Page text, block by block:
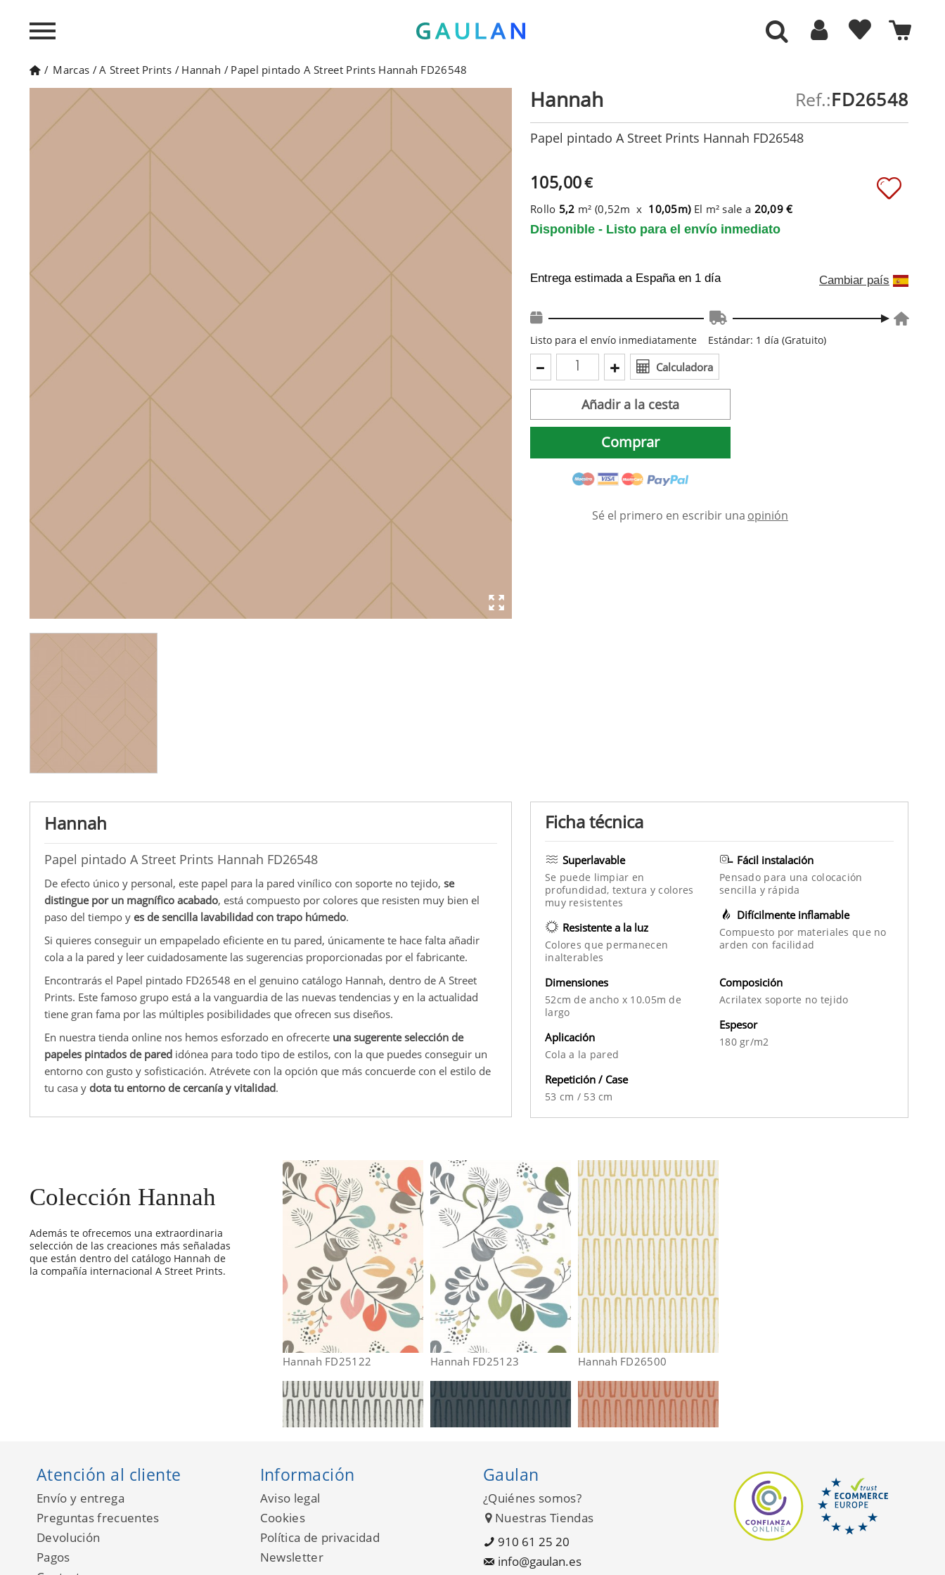
/ Marcas /A Street Prints / Hannah / Papel pintado A Street Prints Hannah FD26548
Hannah
Papel pintado A Street Prints Hannah FD26548
De efecto único y personal, este papel para la pared vinílico con soporte no tejido, se
distingue por un magnífico acabado, está compuesto por colores que resisten muy bien el
paso del tiempo y es de sencilla lavabilidad con trapo húmedo.
Si quieres conseguir un empapelado eficiente en tu pared, únicamente te hace falta añadir
cola a la pared y leer cuidadosamente las sugerencias proporcionadas por el fabricante.
Encontrarás el Papel pintado FD26548 en el genuino catálogo Hannah, dentro de A Street
Prints. Este famoso grupo está a la vanguardia de las nuevas tendencias y en la actualidad
tiene gran fama por las múltiples posibilidades que ofrecen sus diseños.
En nuestra tienda online nos hemos esforzado en ofrecerte una sugerente selección de
papeles pintados de pared idónea para todo tipo de estilos, con la que puedes conseguir un
entorno con gusto y sofisticación. Atrévete con la opción que más concuerde con el estilo de
tu casa y dota tu entorno de cercanía y vitalidad.
Hannah FD26548
Ref.:
Papel pintado A Street Prints Hannah FD26548
105,00€
Rollo 5,2 m² (0,52m x 10,05m) El m² sale a 20,09 €
Disponible - Listo para el envío inmediato
Entrega estimada a España en 1 día Cambiar país
Listo para el envío inmediatamente Estándar: 1 día (Gratuito)
Calculadora
Añadir a la cesta
Comprar
Sé el primero en escribir una opinión
Ficha técnica
Superlavable
Se puede limpiar en
profundidad, textura y colores
muy resistentes
Resistente a la luz
Colores que permanecen
inalterables
Fácil instalación
Pensado para una colocación
sencilla y rápida
Difícilmente inflamable
Compuesto por materiales que no
arden con facilidad
Dimensiones
52cm de ancho x 10.05m de
largo
Aplicación
Cola a la pared
Repetición / Case
53 cm / 53 cm
Composición
Acrilatex soporte no tejido
Espesor
180 gr/m2
Colección Hannah
Además te ofrecemos una extraordinaria
selección de las creaciones más señaladas
que están dentro del catálogo Hannah de
la compañía internacional A Street Prints.
Hannah FD25122 Hannah FD25123 Hannah FD26500
Atención al cliente
Envío y entrega
Preguntas frecuentes
Devolución
Pagos
Información
Aviso legal
Cookies
Política de privacidad
Newsletter
Gaulan
¿Quiénes somos?
Nuestras Tiendas
910 61 25 20
info@gaulan.es